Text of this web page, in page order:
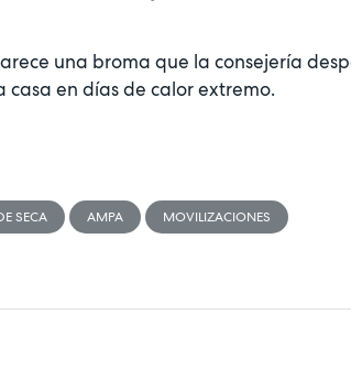
una broma que la consejería
casa en días de calor extremo.
SECA AMPA MOVILIZACIONES